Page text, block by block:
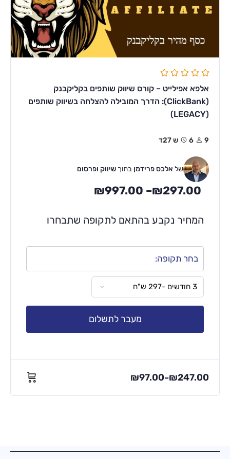
אלפא אפילייט – קורס שיווק שותפים בקליקבנק
(ClickBank): הדרך המובילה להצלחה בשיווק שותפים
(LEGACY)
9 6ש 27ד
של אלכס פרידמן בתוך שיווק ופרסום
₪297.00
–
₪997.00
המחיר נקבע בהתאם לתקופה שתבחרו
בחר תקופה:
מעבר לתשלום
₪97.00–₪247.00